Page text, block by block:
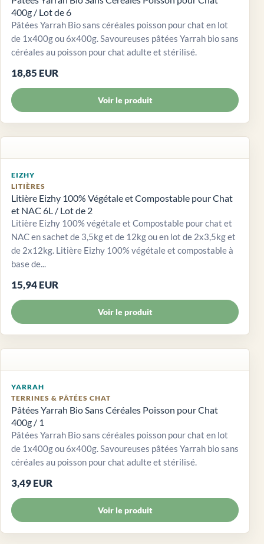
400g / Lot de 6
Pâtées Yarrah Bio sans céréales poisson pour chat en lot
de 1x400g ou 6x400g. Savoureuses pâtées Yarrah bio sans
céréales au poisson pour chat adulte et stérilisé.
18,85 EUR
Voir le produit
EIZHY
LITIÈRES
Litière Eizhy 100% Végétale et Compostable pour Chat
et NAC 6L / Lot de 2
Litière Eizhy 100% végétale et Compostable pour chat et
NAC en sachet de 3,5kg et de 12kg ou en lot de 2x3,5kg et
de 2x12kg. Litière Eizhy 100% végétale et compostable à
base de...
15,94 EUR
Voir le produit
YARRAH
TERRINES & PÂTÉES CHAT
Pâtées Yarrah Bio Sans Céréales Poisson pour Chat
400g / 1
Pâtées Yarrah Bio sans céréales poisson pour chat en lot
de 1x400g ou 6x400g. Savoureuses pâtées Yarrah bio sans
céréales au poisson pour chat adulte et stérilisé.
3,49 EUR
Voir le produit